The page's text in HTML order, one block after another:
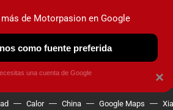
ELÉCTRICOS OBSERVATORIO
Calor China Google Maps
×
más de Motorpasion en Google
como fuente preferida
una cuenta de Google